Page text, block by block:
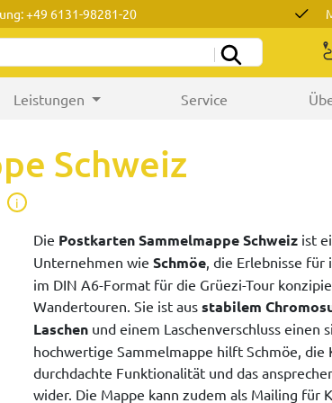
+49 6131-98281-20
Leistungen Service
Schweiz
i
Die Postkarten Sammelmappe Schweiz ist
Unternehmen wie Schmöe, die Erlebnisse für
im DIN A6-Format für die Grüezi-Tour
Wandertouren. Sie ist aus stabilem
Laschen und einem Laschenverschluss einen
hochwertige Sammelmappe hilft Schmöe, die
durchdachte Funktionalität und das
wider. Die Mappe kann zudem als Mailing für